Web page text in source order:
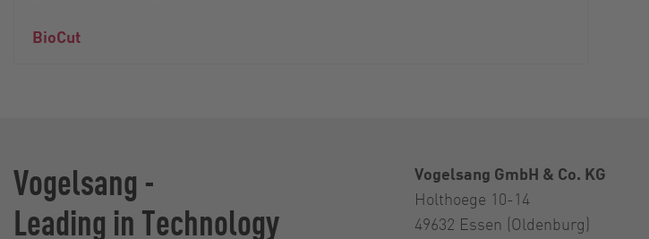
BioCut
Vogelsang -
Leading in Technology
Vogelsang GmbH & Co. KG
Holthoege 10-14
49632 Essen (Oldenburg)